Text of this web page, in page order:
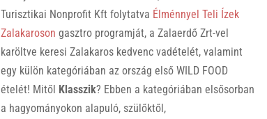
Turisztikai Nonprofit Kft folytatva Élménnyel Teli Ízek
Zalakaroson gasztro programját, a Zalaerdő Zrt-vel
karöltve keresi Zalakaros kedvenc vadételét, valamint
egy külön kategóriában az ország első WILD FOOD
ételét! Mitől Klasszik? Ebben a kategóriában elsősorban
a hagyományokon alapuló, szülőktől,